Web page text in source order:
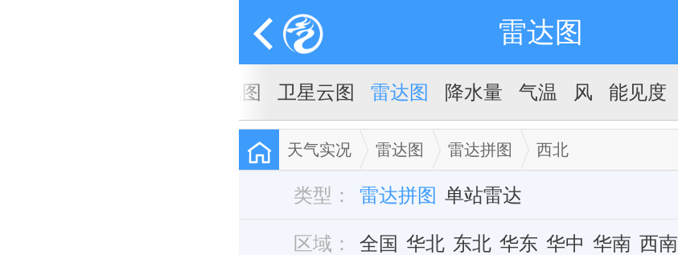
雷达图
天气图 卫星云图 雷达图 降水量 气温 风 能见度
天气实况 雷达图 雷达拼图 西北
类型： 雷达拼图 单站雷达
区域： 全国 华北 东北 华东 华中 华南 西南